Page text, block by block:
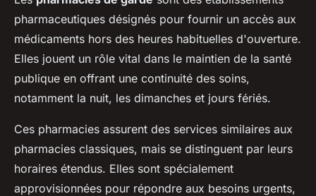
pharmaceutiques désignés pour fournir un accès aux
médicaments hors des heures habituelles d'ouverture.
Elles jouent un rôle vital dans le maintien de la santé
publique en offrant une continuité des soins,
notamment la nuit, les dimanches et jours fériés.
Ces pharmacies assurent des services similaires aux
pharmacies classiques, mais se distinguent par leurs
horaires étendus. Elles sont spécialement
approvisionnées pour répondre aux besoins urgents,